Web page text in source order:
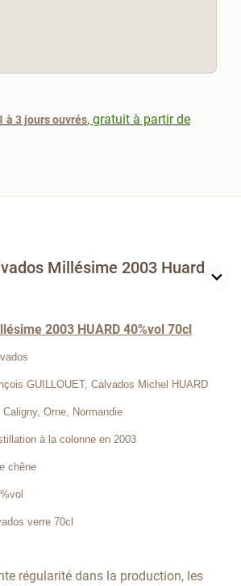
à 3 jours ouvrés, gratuit à partir de
Millésime 2003 Huard
2003 HUARD 40%vol 70cl
GUILLOUET, Calvados Michel HUARD
Caligny, Orne, Normandie
à la colonne en 2003
chêne
verre 70cl
régularité dans la production, les